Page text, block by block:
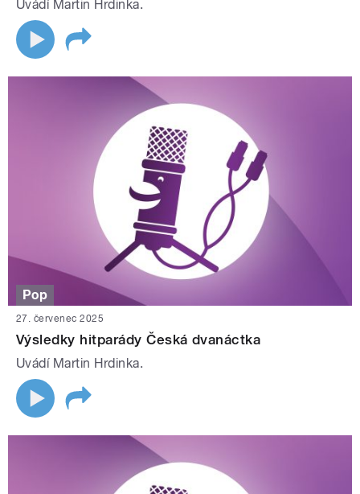
Uvádí Martin Hrdinka.
Pop
27. červenec 2025
Výsledky hitparády Česká dvanáctka
Uvádí Martin Hrdinka.